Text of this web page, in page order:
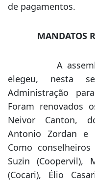
de pagamentos.
MANDATOS
A assembleia
elegeu, nesta
Administração
Foram renovados
Neivor Canton,
Antonio Zordan e
Como
Suzin (Coopervil),
(Cocari), Élio